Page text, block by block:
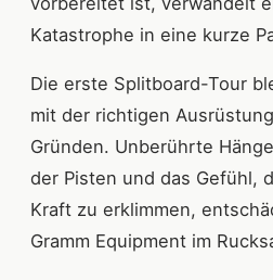
Katastrophe in eine kurze
Die erste Splitboard-Tour
mit der richtigen
Gründen. Unberührte
der Pisten und das Gefühl,
Kraft zu erklimmen,
Gramm Equipment im